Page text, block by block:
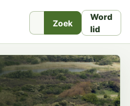
Zoek
Word
lid